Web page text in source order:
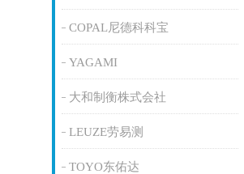
COPAL尼德科科宝
YAGAMI
大和制衡株式会社
LEUZE劳易测
TOYO东佑达